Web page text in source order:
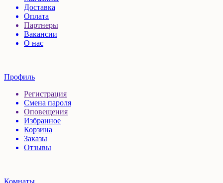
Доставка
Оплата
Партнеры
Вакансии
О нас
Профиль
Регистрация
Смена пароля
Оповещения
Избранное
Корзина
Заказы
Отзывы